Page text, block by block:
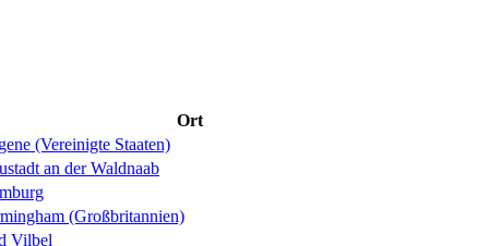
Ort
(Vereinigte Staaten)
an der Waldnaab
(Großbritannien)
Vilbel